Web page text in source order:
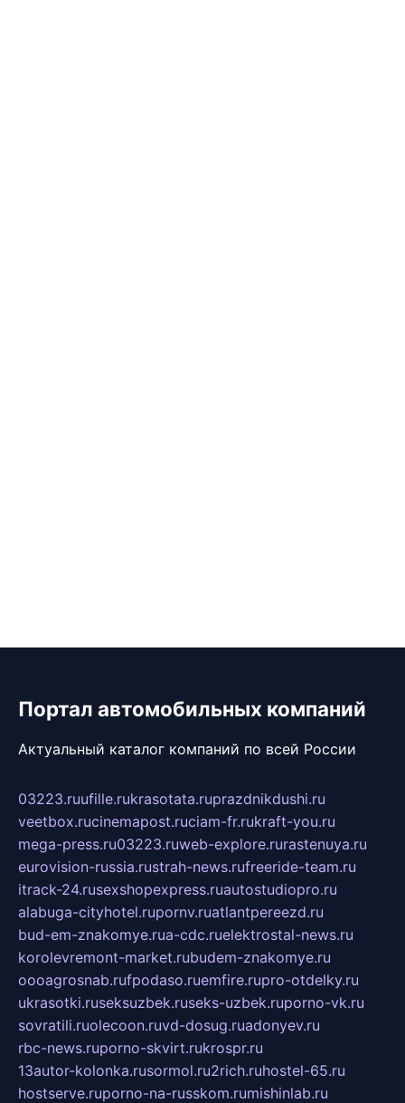
Портал автомобильных компаний
Актуальный каталог компаний по всей России
03223.ruufille.rukrasotata.ruprazdnikdushi.ru
veetbox.rucinemapost.ruciam-fr.rukraft-you.ru
mega-press.ru03223.ruweb-explore.rurastenuya.ru
eurovision-russia.rustrah-news.rufreeride-team.ru
itrack-24.rusexshopexpress.ruautostudiopro.ru
alabuga-cityhotel.rupornv.ruatlantpereezd.ru
bud-em-znakomye.rua-cdc.ruelektrostal-news.ru
korolevremont-market.rubudem-znakomye.ru
oooagrosnab.rufpodaso.ruemfire.rupro-otdelky.ru
ukrasotki.ruseksuzbek.ruseks-uzbek.ruporno-vk.ru
sovratili.ruolecoon.ruvd-dosug.ruadonyev.ru
rbc-news.ruporno-skvirt.rukrospr.ru
13autor-kolonka.rusormol.ru2rich.ruhostel-65.ru
hostserve.ruporno-na-russkom.rumishinlab.ru